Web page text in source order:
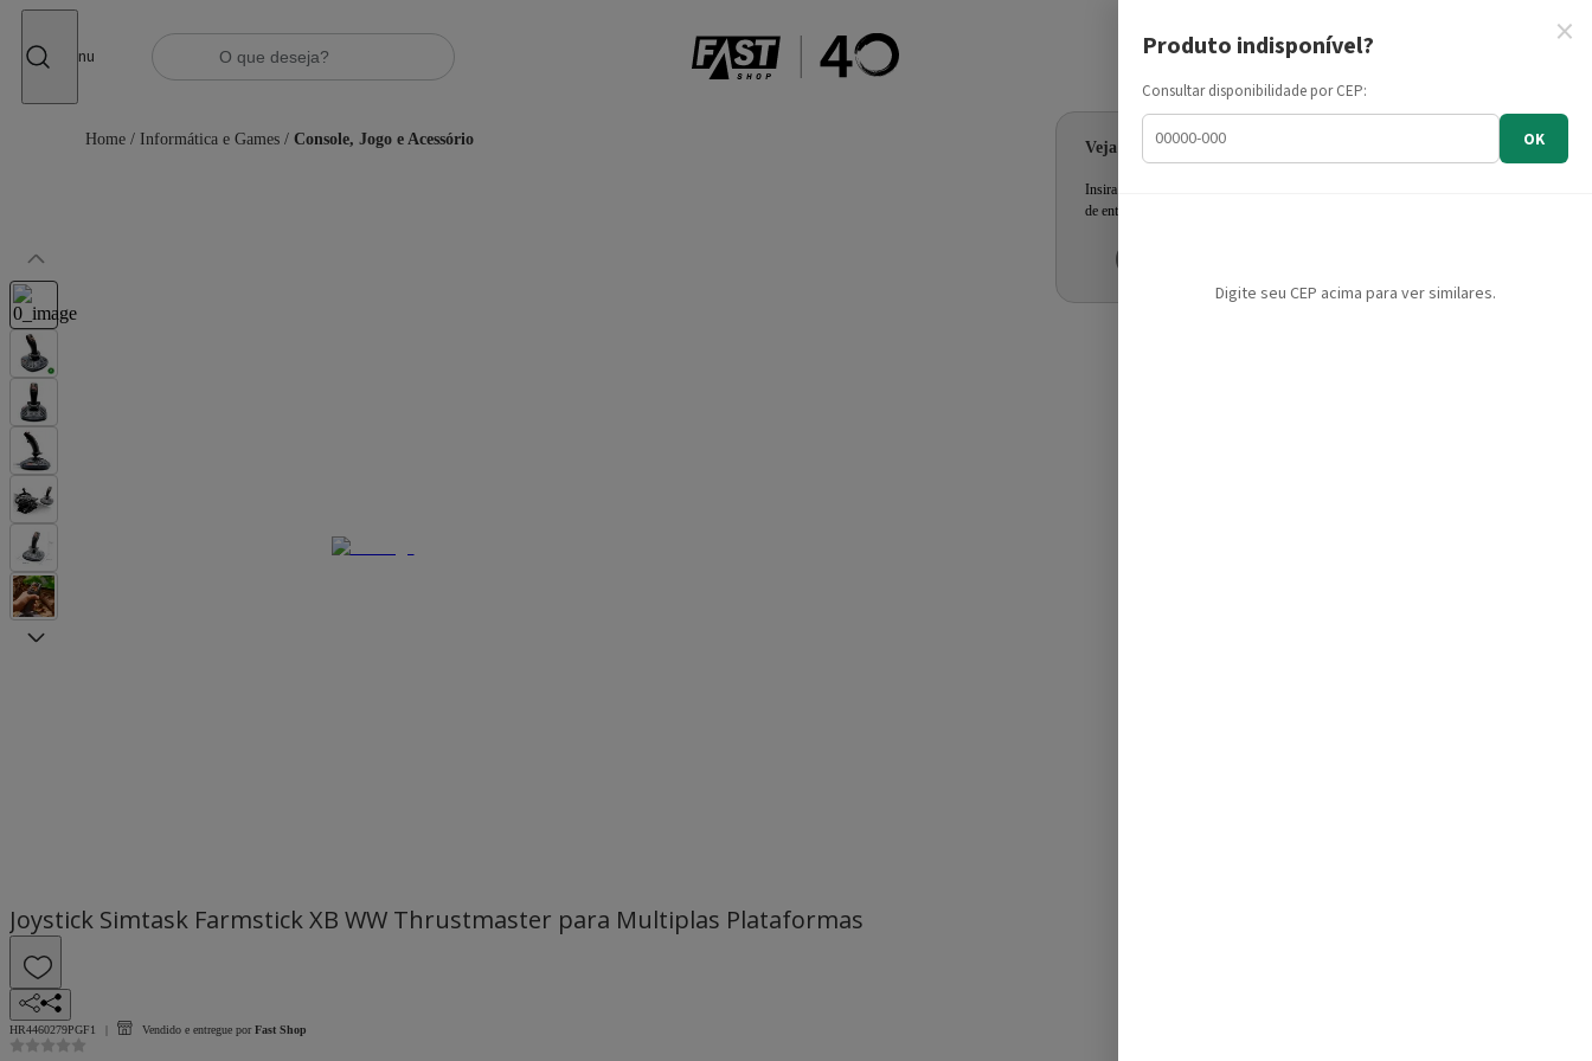
Menu
Informe seu CEP
Veja as ofertas para seu endereço!
Insira seu CEP e confira a disponibilidade dos produtos e prazo
de entrega.
Home / Informática e Games / Console, Jogo e Acessório
Joystick Simtask Farmstick XB WW Thrustmaster para Multiplas Plataformas
HR4460279PGF1 Vendido e entregue por Fast Shop
×
Produto indisponível?
Consultar disponibilidade por CEP:
OK
Digite seu CEP acima para ver similares.